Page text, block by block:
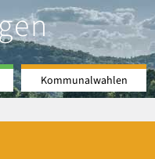
Kommunalwahlen